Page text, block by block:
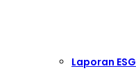
Laporan ESG